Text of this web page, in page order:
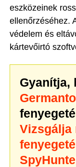
eszközeinek
ellenőrzéséhez.
védelem és
kártevőirtó
Gyanítja,
Vizsgálja